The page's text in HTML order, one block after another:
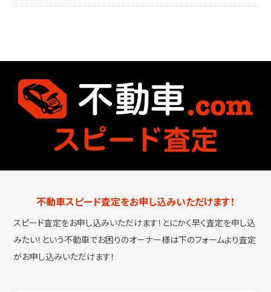
不動車スピード査定をお申し込みいただけます！
スピード査定をお申し込みいただけます！とにかく早く査定を申し込
みたい！という不動車でお困りのオーナー様は下のフォームより査定
がお申し込みいただけます！